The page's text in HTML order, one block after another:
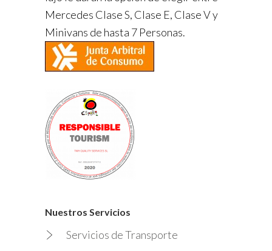
Mercedes Clase S, Clase E, Clase V y
Minivans de hasta 7 Personas.
Nuestros Servicios
Servicios de Transporte